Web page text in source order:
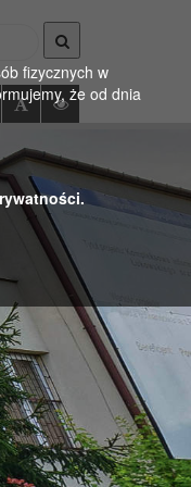
fizycznych w
że od dnia